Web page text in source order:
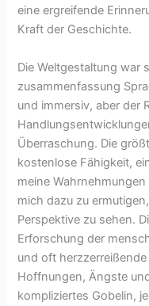
eine ergreifende
Kraft der Geschichte.
Die Weltgestaltung war
zusammenfassung
und immersiv, aber der
Überraschung. Die
kostenlose Fähigkeit,
meine
mich dazu zu
Perspektive zu sehen.
Erforschung der
und oft
Hoffnungen, Ängste
kompliziertes Gobelin,